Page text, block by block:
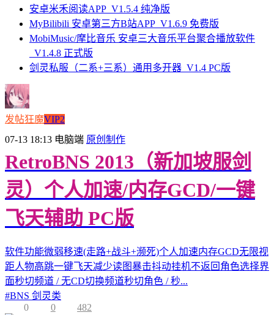
安卓米禾阅读APP_V1.5.4 纯净版
MyBilibili 安卓第三方B站APP_V1.6.9 免费版
MobiMusic/摩比音乐 安卓三大音乐平台聚合播放软件
_V1.4.8 正式版
剑灵私服（二系+三系）通用多开器_V1.4 PC版
发帖狂魔VIP2
07-13 18:13 电脑端 原创制作
RetroBNS 2013（新加坡服剑
灵）个人加速/内存GCD/一键
飞天辅助 PC版
软件功能微弱移速(走路+战斗+濒死)个人加速内存GCD无限视
距人物高跳一键飞天减少读图暴击抖动挂机不返回角色选择界
面秒切频道 / 无CD切换频道秒切角色 / 秒...
#BNS 剑灵类
0
0 482